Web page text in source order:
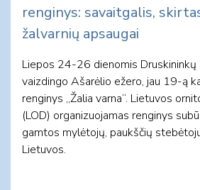
renginys: savaitgalis,
žalvarnių apsaugai
Liepos 24-26 dienomis Druskininkų
vaizdingo Ašarėlio ežero, jau 19-ą
renginys „Žalia varna“. Lietuvos
(LOD) organizuojamas renginys
gamtos mylėtojų, paukščių
Lietuvos.